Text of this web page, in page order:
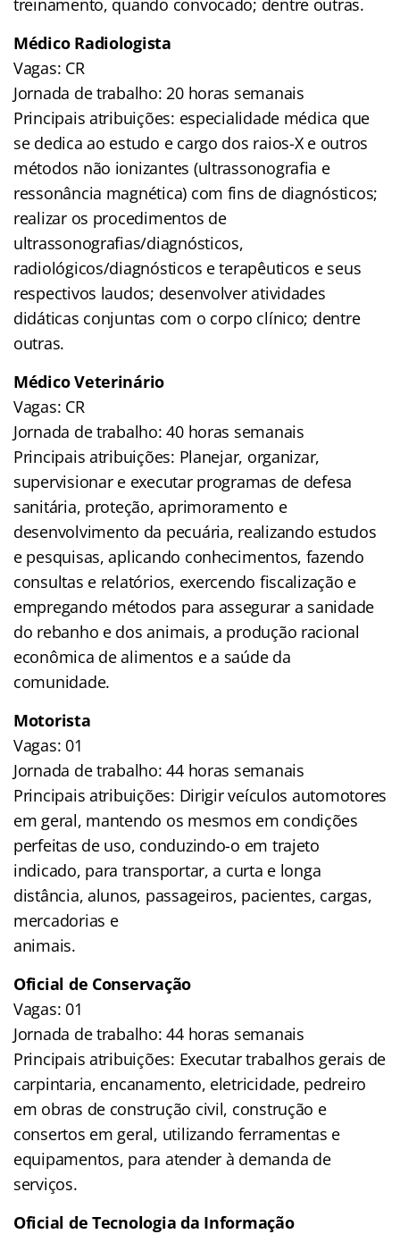
treinamento, quando convocado; dentre outras.
Médico Radiologista
Vagas: CR
Jornada de trabalho: 20 horas semanais
Principais atribuições: especialidade médica que
se dedica ao estudo e cargo dos raios-X e outros
métodos não ionizantes (ultrassonografia e
ressonância magnética) com fins de diagnósticos;
realizar os procedimentos de
ultrassonografias/diagnósticos,
radiológicos/diagnósticos e terapêuticos e seus
respectivos laudos; desenvolver atividades
didáticas conjuntas com o corpo clínico; dentre
outras.
Médico Veterinário
Vagas: CR
Jornada de trabalho: 40 horas semanais
Principais atribuições: Planejar, organizar,
supervisionar e executar programas de defesa
sanitária, proteção, aprimoramento e
desenvolvimento da pecuária, realizando estudos
e pesquisas, aplicando conhecimentos, fazendo
consultas e relatórios, exercendo fiscalização e
empregando métodos para assegurar a sanidade
do rebanho e dos animais, a produção racional
econômica de alimentos e a saúde da
comunidade.
Motorista
Vagas: 01
Jornada de trabalho: 44 horas semanais
Principais atribuições: Dirigir veículos automotores
em geral, mantendo os mesmos em condições
perfeitas de uso, conduzindo-o em trajeto
indicado, para transportar, a curta e longa
distância, alunos, passageiros, pacientes, cargas,
mercadorias e
animais.
Oficial de Conservação
Vagas: 01
Jornada de trabalho: 44 horas semanais
Principais atribuições: Executar trabalhos gerais de
carpintaria, encanamento, eletricidade, pedreiro
em obras de construção civil, construção e
consertos em geral, utilizando ferramentas e
equipamentos, para atender à demanda de
serviços.
Oficial de Tecnologia da Informação